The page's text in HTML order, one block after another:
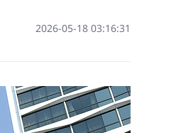
03:16:31 2026-05-18